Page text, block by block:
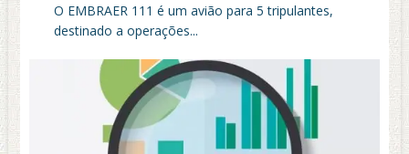
O EMBRAER 111 é um avião para 5 tripulantes,
destinado a operações...